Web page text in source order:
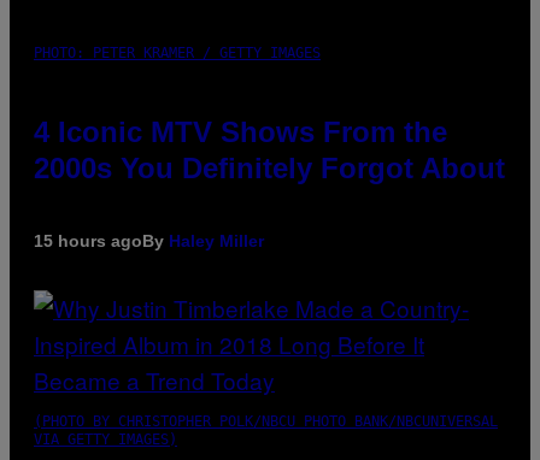
PHOTO: PETER KRAMER / GETTY IMAGES
4 Iconic MTV Shows From the
2000s You Definitely Forgot About
15 hours agoBy Haley Miller
(PHOTO BY CHRISTOPHER POLK/NBCU PHOTO BANK/NBCUNIVERSAL
VIA GETTY IMAGES)